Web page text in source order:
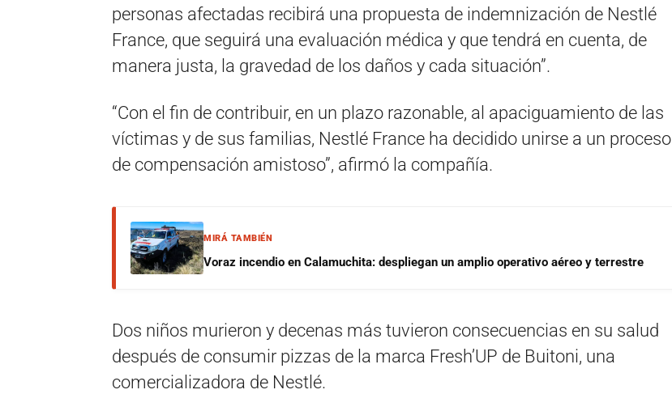
personas afectadas recibirá una propuesta de indemnización de Nestlé
France, que seguirá una evaluación médica y que tendrá en cuenta, de
manera justa, la gravedad de los daños y cada situación”.
“Con el fin de contribuir, en un plazo razonable, al apaciguamiento de las
víctimas y de sus familias, Nestlé France ha decidido unirse a un proceso
de compensación amistoso”, afirmó la compañía.
MIRÁ TAMBIÉN
Voraz incendio en Calamuchita: despliegan un amplio operativo aéreo y terrestre
Dos niños murieron y decenas más tuvieron consecuencias en su salud
después de consumir pizzas de la marca Fresh’UP de Buitoni, una
comercializadora de Nestlé.